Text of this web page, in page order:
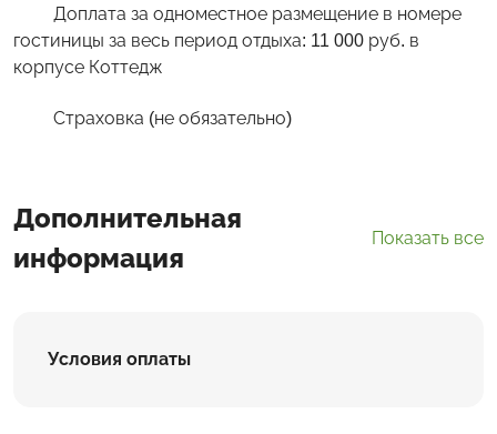
Доплата за одноместное размещение в номере
гостиницы за весь период отдыха: 11 000 руб. в
корпусе Коттедж
Страховка (не обязательно)
Дополнительная
информация
Показать все
Условия оплаты